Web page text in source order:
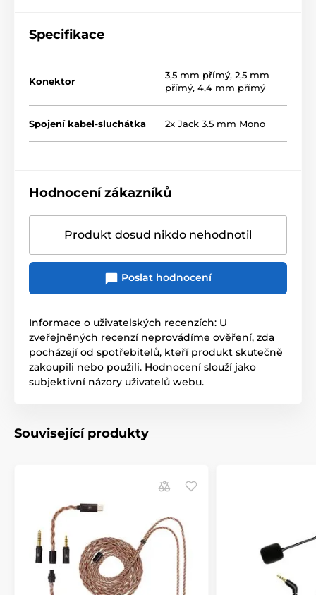
Specifikace
Konektor
3,5 mm přímý, 2,5 mm
přímý, 4,4 mm přímý
Spojení kabel-sluchátka 2x Jack 3.5 mm Mono
Hodnocení zákazníků
Produkt dosud nikdo nehodnotil
Poslat hodnocení
Informace o uživatelských recenzích: U
zveřejněných recenzí neprovádíme ověření, zda
pocházejí od spotřebitelů, kteří produkt skutečně
zakoupili nebo použili. Hodnocení slouží jako
subjektivní názory uživatelů webu.
Související produkty